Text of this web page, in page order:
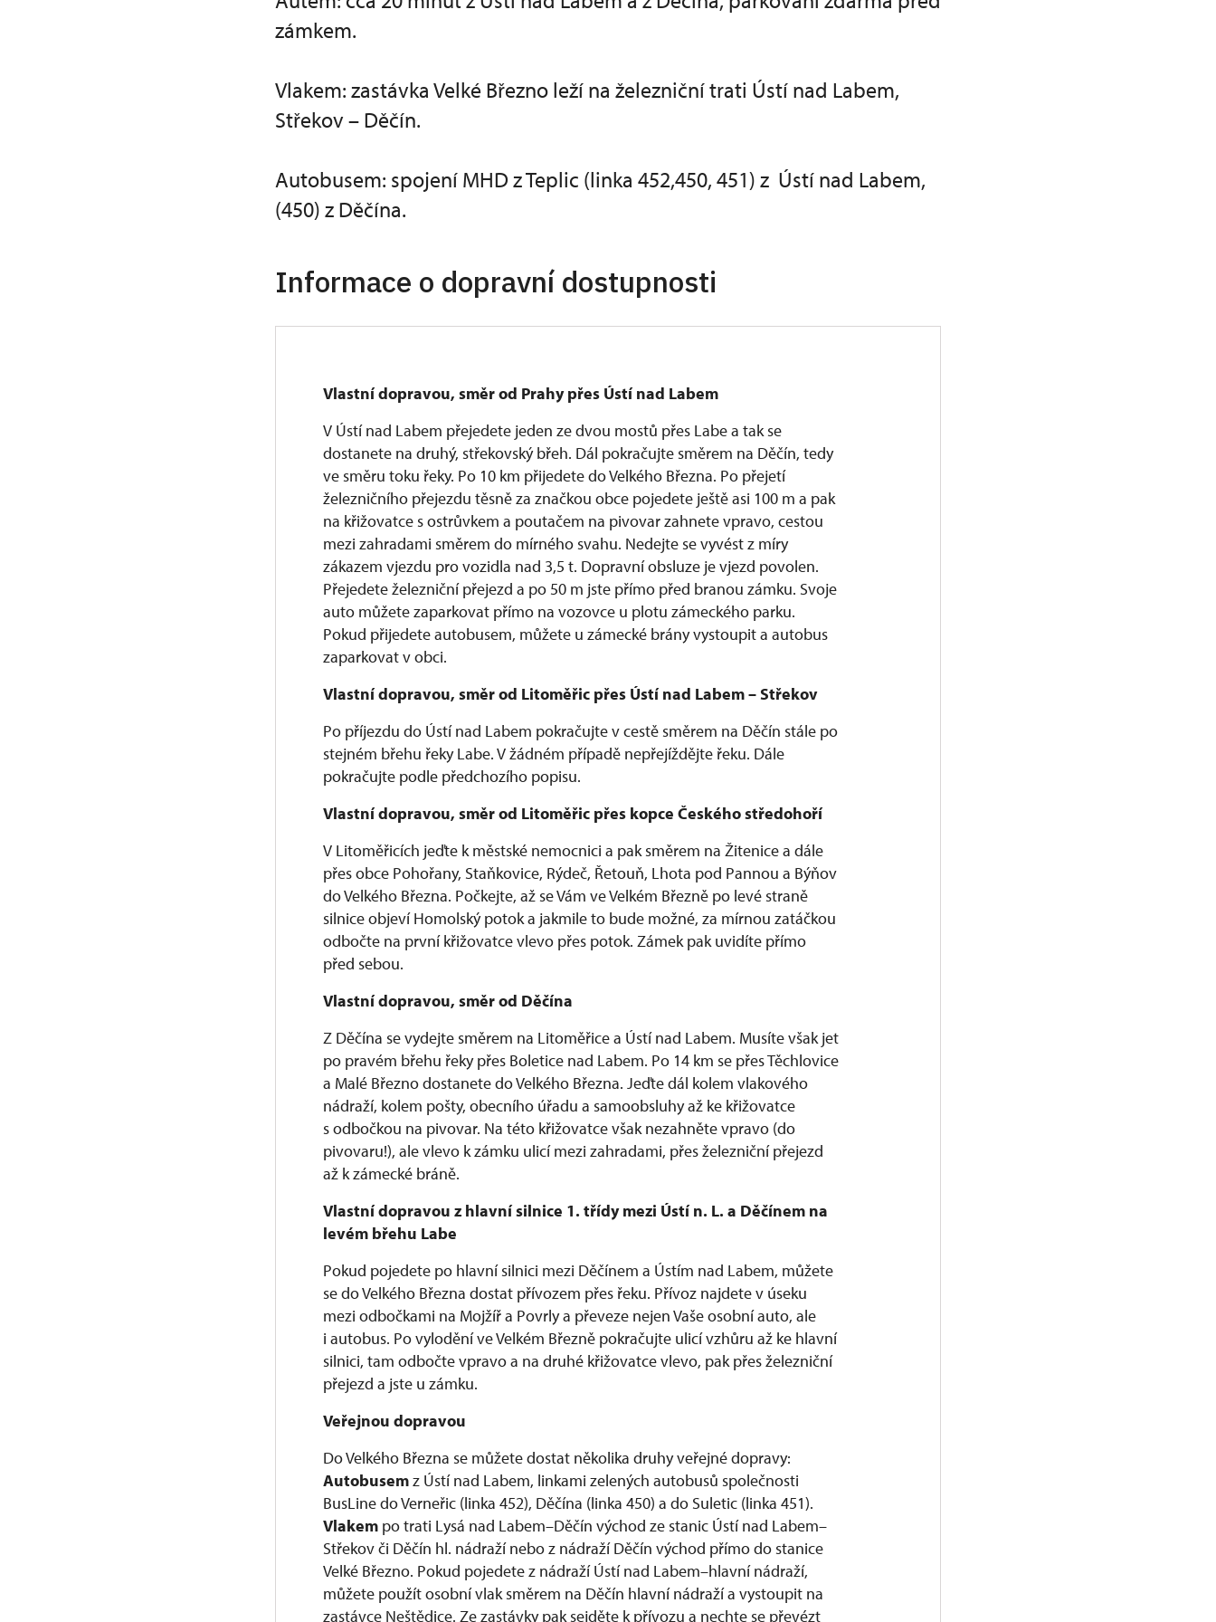
zámkem.
Vlakem: zastávka Velké Březno leží na železniční trati Ústí nad Labem,
Střekov – Děčín.
Autobusem: spojení MHD z Teplic (linka 452,450, 451) z Ústí nad Labem,
(450) z Děčína.
Informace o dopravní dostupnosti
Vlastní dopravou, směr od Prahy přes Ústí nad Labem
V Ústí nad Labem přejedete jeden ze dvou mostů přes Labe a tak se
dostanete na druhý, střekovský břeh. Dál pokračujte směrem na Děčín, tedy
ve směru toku řeky. Po 10 km přijedete do Velkého Března. Po přejetí
železničního přejezdu těsně za značkou obce pojedete ještě asi 100 m a pak
na křižovatce s ostrůvkem a poutačem na pivovar zahnete vpravo, cestou
mezi zahradami směrem do mírného svahu. Nedejte se vyvést z míry
zákazem vjezdu pro vozidla nad 3,5 t. Dopravní obsluze je vjezd povolen.
Přejedete železniční přejezd a po 50 m jste přímo před branou zámku. Svoje
auto můžete zaparkovat přímo na vozovce u plotu zámeckého parku.
Pokud přijedete autobusem, můžete u zámecké brány vystoupit a autobus
zaparkovat v obci.
Vlastní dopravou, směr od Litoměřic přes Ústí nad Labem – Střekov
Po příjezdu do Ústí nad Labem pokračujte v cestě směrem na Děčín stále po
stejném břehu řeky Labe. V žádném případě nepřejíždějte řeku. Dále
pokračujte podle předchozího popisu.
Vlastní dopravou, směr od Litoměřic přes kopce Českého středohoří
V Litoměřicích jeďte k městské nemocnici a pak směrem na Žitenice a dále
přes obce Pohořany, Staňkovice, Rýdeč, Řetouň, Lhota pod Pannou a Býňov
do Velkého Března. Počkejte, až se Vám ve Velkém Březně po levé straně
silnice objeví Homolský potok a jakmile to bude možné, za mírnou zatáčkou
odbočte na první křižovatce vlevo přes potok. Zámek pak uvidíte přímo
před sebou.
Vlastní dopravou, směr od Děčína
Z Děčína se vydejte směrem na Litoměřice a Ústí nad Labem. Musíte však jet
po pravém břehu řeky přes Boletice nad Labem. Po 14 km se přes Těchlovice
a Malé Březno dostanete do Velkého Března. Jeďte dál kolem vlakového
nádraží, kolem pošty, obecního úřadu a samoobsluhy až ke křižovatce
s odbočkou na pivovar. Na této křižovatce však nezahněte vpravo (do
pivovaru!), ale vlevo k zámku ulicí mezi zahradami, přes železniční přejezd
až k zámecké bráně.
Vlastní dopravou z hlavní silnice 1. třídy mezi Ústí n. L. a Děčínem na
levém břehu Labe
Pokud pojedete po hlavní silnici mezi Děčínem a Ústím nad Labem, můžete
se do Velkého Března dostat přívozem přes řeku. Přívoz najdete v úseku
mezi odbočkami na Mojžíř a Povrly a převeze nejen Vaše osobní auto, ale
i autobus. Po vylodění ve Velkém Březně pokračujte ulicí vzhůru až ke hlavní
silnici, tam odbočte vpravo a na druhé křižovatce vlevo, pak přes železniční
přejezd a jste u zámku.
Veřejnou dopravou
Do Velkého Března se můžete dostat několika druhy veřejné dopravy:
Autobusemz Ústí nad Labem, linkami zelených autobusů společnosti
BusLine do Verneřic (linka 452), Děčína (linka 450) a do Suletic (linka 451).
Vlakem po trati Lysá nad Labem–Děčín východ ze stanic Ústí nad Labem–
Střekov či Děčín hl. nádraží nebo z nádraží Děčín východ přímo do stanice
Velké Březno. Pokud pojedete z nádraží Ústí nad Labem–hlavní nádraží,
můžete použít osobní vlak směrem na Děčín hlavní nádraží a vystoupit na
zastávce Neštědice. Ze zastávky pak sejděte k přívozu a nechte se převézt